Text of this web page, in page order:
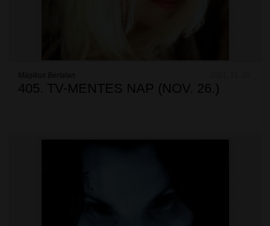
Mágikus Bertalan
405. TV-MENTES NAP (NOV. 26.)